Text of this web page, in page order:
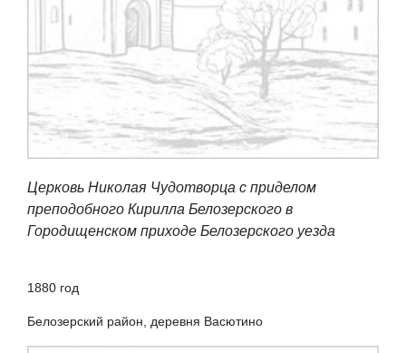
Церковь Николая Чудотворца с приделом
преподобного Кирилла Белозерского в
Городищенском приходе Белозерского уезда
1880 год
Белозерский район, деревня Васютино